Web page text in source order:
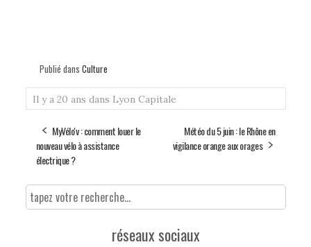
Publié dans Culture
Il y a 20 ans dans Lyon Capitale
MyVélo'v : comment louer le
nouveau vélo à assistance
électrique ?
Météo du 5 juin : le Rhône en
vigilance orange aux orages
réseaux sociaux